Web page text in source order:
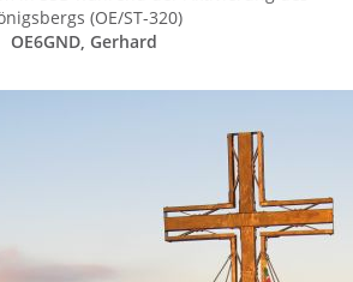
(OE/ST-320)
OE6GND, Gerhard